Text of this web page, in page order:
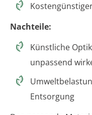
Nachteile:
Künstliche
unpassend
Entsorgung